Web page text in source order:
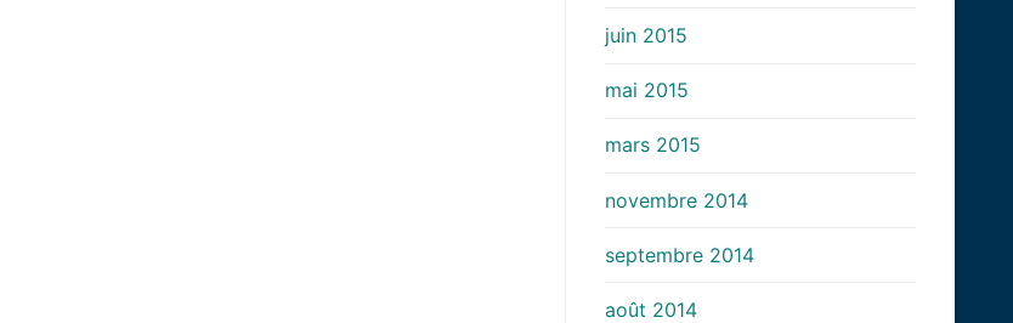
juin 2015
mai 2015
mars 2015
novembre 2014
septembre 2014
août 2014